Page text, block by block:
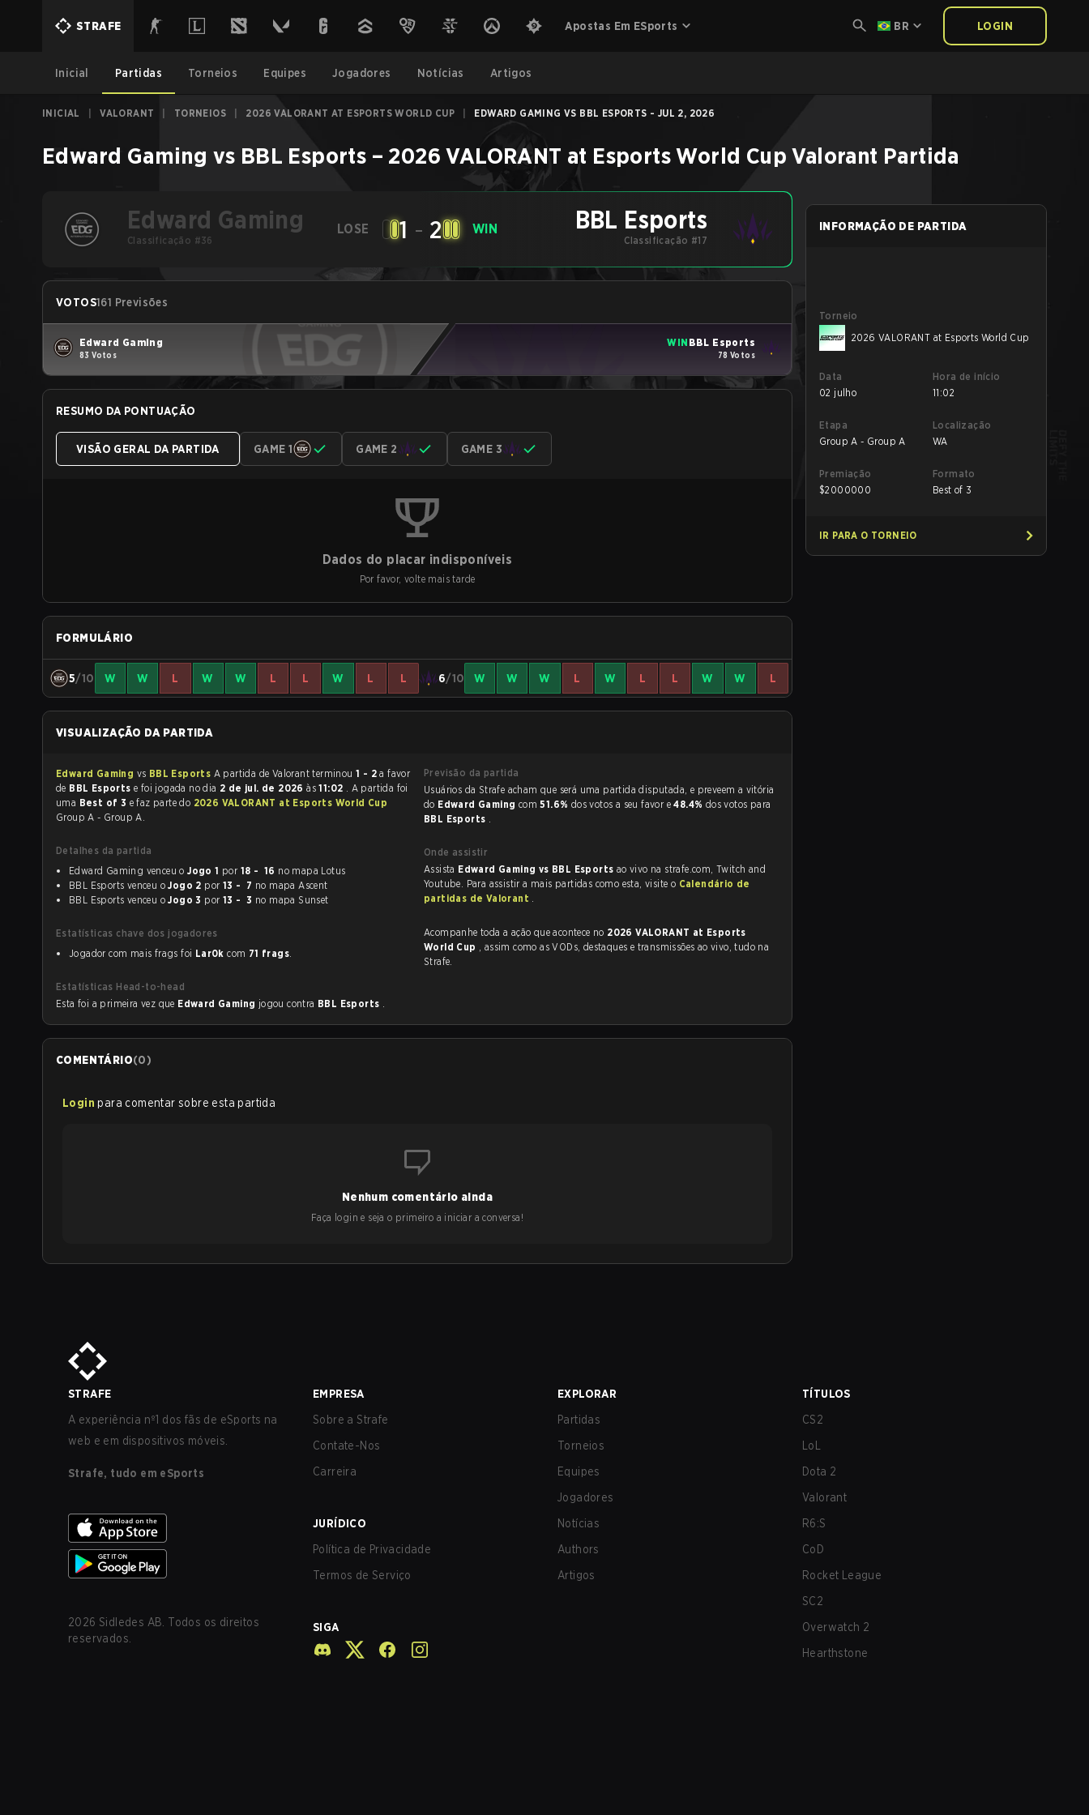
STRAFE Apostas Em ESports BR LOGIN
Inicial Partidas Torneios Equipes Jogadores Notícias Artigos
INICIAL VALORANT TORNEIOS 2026 VALORANT AT ESPORTS WORLD CUP EDWARD GAMING VS BBL ESPORTS - JUL 2, 2026
Edward Gaming vs BBL Esports – 2026 VALORANT at Esports World Cup Valorant Partida
Edward Gaming
Classificação #36
LOSE 1 - 2 WIN BBL Esports
Classificação #17
VOTOS161 Previsões
Edward Gaming
83 Votos
WIN BBL Esports
78 Votos
RESUMO DA PONTUAÇÃO
VISÃO GERAL DA PARTIDA GAME 1 GAME 2 GAME 3
Dados do placar indisponíveis
Por favor, volte mais tarde
FORMULÁRIO
5/10 W W L W W L L W L L 6/10 W W W L W L L W W L
VISUALIZAÇÃO DA PARTIDA
Edward Gaming vs BBL Esports A partida de Valorant terminou 1 - 2a favor
de BBL Esports e foi jogada no dia 2 de jul. de 2026às11:02 . A partida foi
uma Best of 3 e faz parte do 2026 VALORANT at Esports World Cup
Group A - Group A.
Detalhes da partida
Edward Gaming venceu oJogo 1 por 18 - 16 no mapa Lotus
BBL Esports venceu oJogo 2 por 13 - 7 no mapa Ascent
BBL Esports venceu oJogo 3 por 13 - 3 no mapa Sunset
Estatísticas chave dos jogadores
Jogador com mais frags foi Lar0k com 71 frags.
Estatísticas Head-to-head
Esta foi a primeira vez que Edward Gaming jogou contra BBL Esports .
Previsão da partida
Usuários da Strafe acham que será uma partida disputada, e preveem a vitória
do Edward Gaming com51.6% dos votos a seu favor e48.4% dos votos para
BBL Esports .
Onde assistir
Assista Edward Gaming vs BBL Esports ao vivo na strafe.com, Twitch and
Youtube. Para assistir a mais partidas como esta, visite o Calendário de
partidas de Valorant .
Acompanhe toda a ação que acontece no 2026 VALORANT at Esports
World Cup , assim como as VODs, destaques e transmissões ao vivo, tudo na
Strafe.
COMENTÁRIO(0)
Login para comentar sobre esta partida
Nenhum comentário ainda
Faça login e seja o primeiro a iniciar a conversa!
INFORMAÇÃO DE PARTIDA
Torneio
2026 VALORANT at Esports World Cup
Data
02 julho
Hora de início
11:02
Etapa
Group A - Group A
Localização
WA
Premiação
$2000000
Formato
Best of 3
IR PARA O TORNEIO
STRAFE
A experiência nº1 dos fãs de eSports na
web e em dispositivos móveis.
Strafe, tudo em eSports
2026 Sidledes AB. Todos os direitos
reservados.
EMPRESA
Sobre a Strafe
Contate-Nos
Carreira
JURÍDICO
Política de Privacidade
Termos de Serviço
SIGA
EXPLORAR
Partidas
Torneios
Equipes
Jogadores
Notícias
Authors
Artigos
TÍTULOS
CS2
LoL
Dota 2
Valorant
R6:S
CoD
Rocket League
SC2
Overwatch 2
Hearthstone